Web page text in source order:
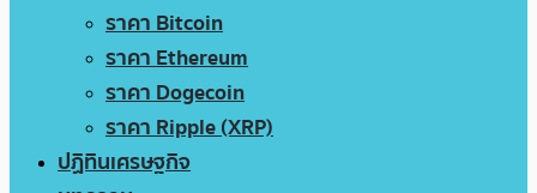
ราคา Bitcoin
ราคา Ethereum
ราคา Dogecoin
ราคา Ripple (XRP)
ปฏิทินเศรษฐกิจ